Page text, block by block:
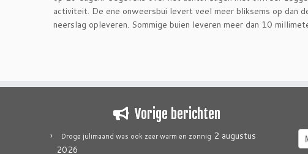
activiteit. De ene onweersbui levert veel meer bliksems op dan
neerslag opleveren. Sommige buien leveren meer dan 10
Vorige berichten
Droge julimaand was ook zeer warm en zonnig 2 augustus
2026